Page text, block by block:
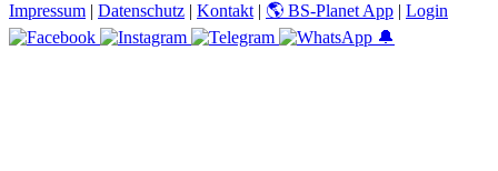
Impressum | Datenschutz | Kontakt | 🌎 BS-Planet App | Login
🔔